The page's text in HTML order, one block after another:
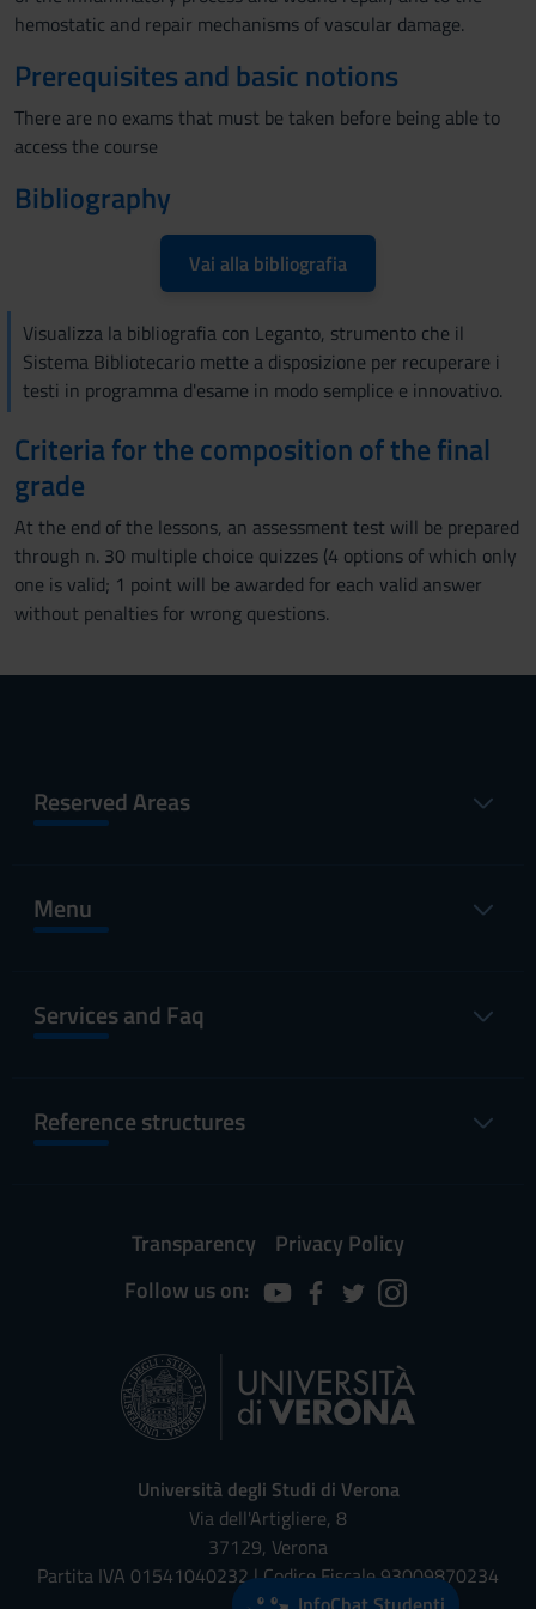
hemostatic and repair mechanisms of vascular damage.
Prerequisites and basic notions
There are no exams that must be taken before being able to
access the course
Bibliography
Vai alla bibliografia
Visualizza la bibliografia con Leganto, strumento che il
Sistema Bibliotecario mette a disposizione per recuperare i
testi in programma d'esame in modo semplice e innovativo.
Criteria for the composition of the final
grade
At the end of the lessons, an assessment test will be prepared
through n. 30 multiple choice quizzes (4 options of which only
one is valid; 1 point will be awarded for each valid answer
without penalties for wrong questions.
Reserved Areas
Menu
Services and Faq
Reference structures
Transparency
Privacy Policy
Follow us on:
Università degli Studi di Verona
Via dell'Artigliere, 8
37129, Verona
Partita IVA 01541040232 | Codice Fiscale 93009870234